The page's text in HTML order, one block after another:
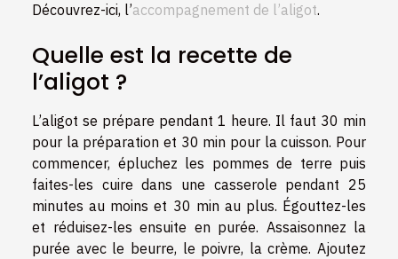
Découvrez-ici, l’accompagnement de l’aligot.
Quelle est la recette de
l’aligot ?
L’aligot se prépare pendant 1 heure. Il faut 30 min
pour la préparation et 30 min pour la cuisson. Pour
commencer, épluchez les pommes de terre puis
faites-les cuire dans une casserole pendant 25
minutes au moins et 30 min au plus. Égouttez-les
et réduisez-les ensuite en purée. Assaisonnez la
purée avec le beurre, le poivre, la crème. Ajoutez